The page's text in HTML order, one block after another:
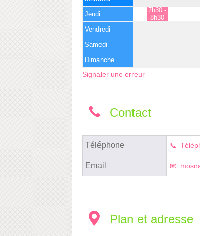
Jeudi
7h30 -
8h30
Vendredi
Samedi
Dimanche
Signaler une erreur
Contact
Téléphone
Email
Plan et adresse